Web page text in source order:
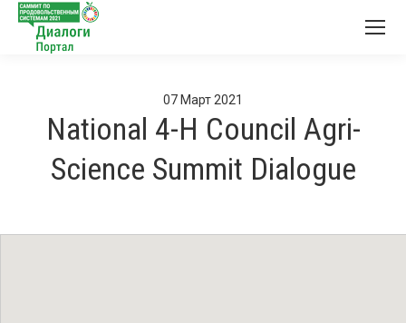
07 Март 2021
National 4-H Council Agri-
Science Summit Dialogue